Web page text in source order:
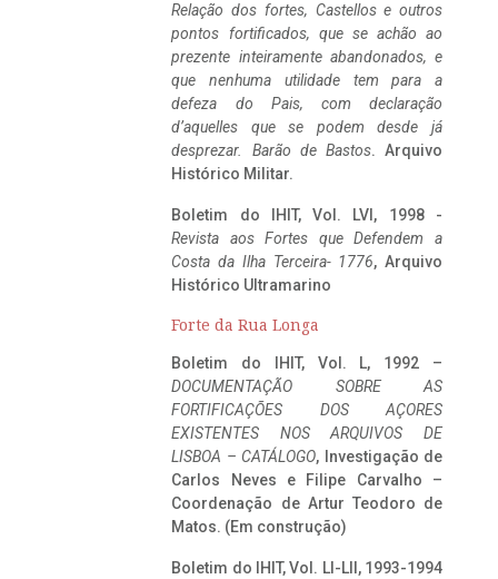
Relação dos fortes, Castellos e outros
pontos fortificados, que se achão ao
prezente inteiramente abandonados, e
que nenhuma utilidade tem para a
defeza do Pais, com declaração
d’aquelles que se podem desde já
desprezar. Barão de Bastos. Arquivo
Histórico Militar.
Boletim do IHIT, Vol. LVI, 1998 -
Revista aos Fortes que Defendem a
Costa da Ilha Terceira- 1776, Arquivo
Histórico Ultramarino
Forte da Rua Longa
Boletim do IHIT, Vol. L, 1992 –
DOCUMENTAÇÃO SOBRE AS
FORTIFICAÇÕES DOS AÇORES
EXISTENTES NOS ARQUIVOS DE
LISBOA – CATÁLOGO, Investigação de
Carlos Neves e Filipe Carvalho –
Coordenação de Artur Teodoro de
Matos. (Em construção)
Boletim do IHIT, Vol. LI-LII, 1993-1994